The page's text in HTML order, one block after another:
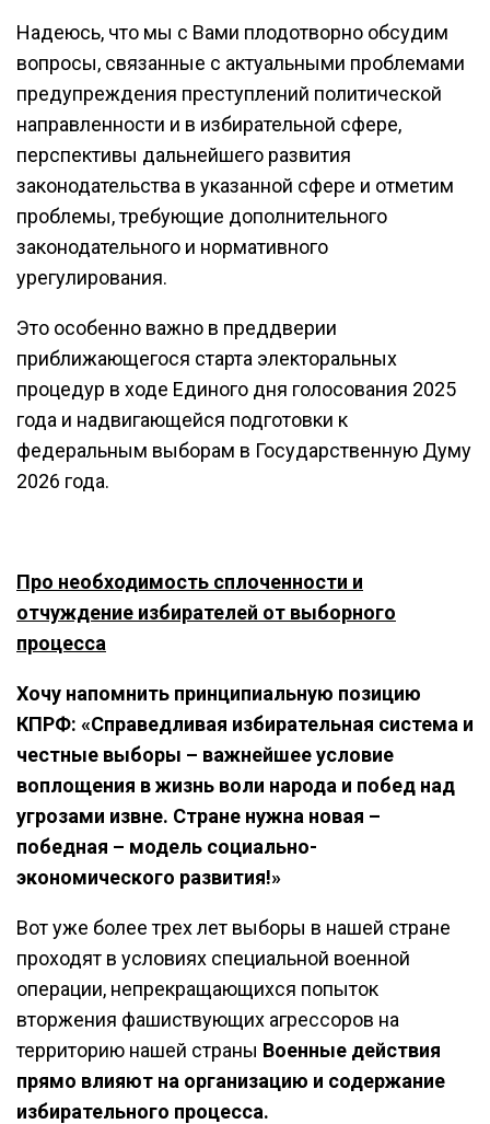
Надеюсь, что мы с Вами плодотворно обсудим
вопросы, связанные с актуальными проблемами
предупреждения преступлений политической
направленности и в избирательной сфере,
перспективы дальнейшего развития
законодательства в указанной сфере и отметим
проблемы, требующие дополнительного
законодательного и нормативного
урегулирования.
Это особенно важно в преддверии
приближающегося старта электоральных
процедур в ходе Единого дня голосования 2025
года и надвигающейся подготовки к
федеральным выборам в Государственную Думу
2026 года.
Про необходимость сплоченности и
отчуждение избирателей от выборного
процесса
Хочу напомнить принципиальную позицию
КПРФ: «Справедливая избирательная система и
честные выборы – важнейшее условие
воплощения в жизнь воли народа и побед над
угрозами извне. Стране нужна новая –
победная – модель социально-
экономического развития!»
Вот уже более трех лет выборы в нашей стране
проходят в условиях специальной военной
операции, непрекращающихся попыток
вторжения фашиствующих агрессоров на
территорию нашей страны Военные действия
прямо влияют на организацию и содержание
избирательного процесса.